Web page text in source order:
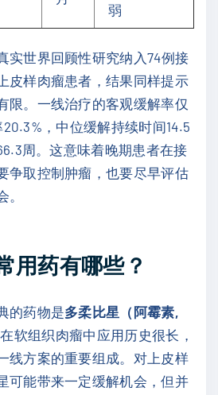
弱
实世界回顾性研究纳入74例接
皮样肉瘤患者，结果同样提示
限。一线治疗的客观缓解率仅
，中位缓解持续时间14.5
周。这意味着晚期患者在接
争取控制肿瘤，也要尽早评估
用药有哪些？
的药物是多柔比星（阿霉素,
软组织肉瘤中应用历史很长，
线方案的重要组成。对上皮样
可能带来一定缓解机会，但并